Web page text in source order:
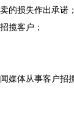
的损失作出承诺；
揽客户；
媒体从事客户招